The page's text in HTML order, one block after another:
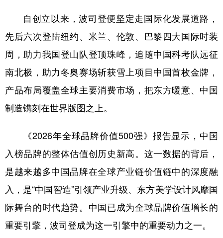
自创立以来，波司登便坚定走国际化发展道路，
先后六次登陆纽约、米兰、伦敦、巴黎四大国际时装
周，助力我国登山队登顶珠峰，追随中国科考队远征
南北极，助力冬奥赛场斩获雪上项目中国首枚金牌，
产品布局覆盖全球主要消费市场，把东方暖意、中国
制造镌刻在世界版图之上。
《2026年全球品牌价值500强》报告显示，中国
入榜品牌的整体估值创历史新高。这一数据的背后，
是越来越多中国品牌在全球产业链价值链中的深度融
入，是“中国智造”引领产业升级、东方美学设计风靡国
际舞台的时代趋势。中国已成为全球品牌价值增长的
重要引擎，波司登成为这一引擎中的重要动力之一。